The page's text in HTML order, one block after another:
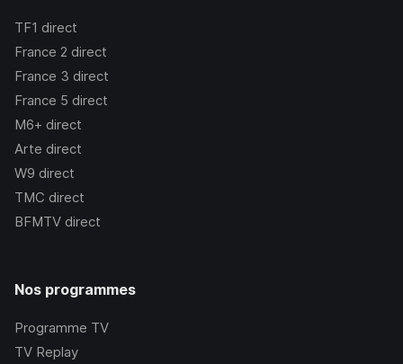
TF1 direct
France 2 direct
France 3 direct
France 5 direct
M6+ direct
Arte direct
W9 direct
TMC direct
BFMTV direct
Nos programmes
Programme TV
TV Replay